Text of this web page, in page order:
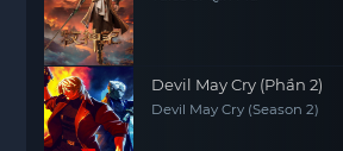
Devil May Cry (Phần 2)
Devil May Cry (Season 2)